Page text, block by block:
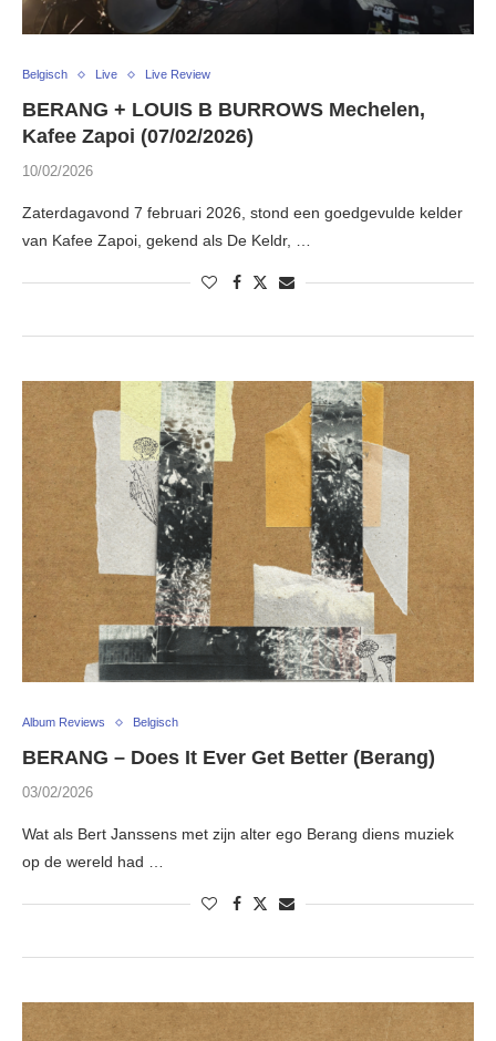
Belgisch Live Live Review
BERANG + LOUIS B BURROWS Mechelen,
Kafee Zapoi (07/02/2026)
10/02/2026
Zaterdagavond 7 februari 2026, stond een goedgevulde kelder
van Kafee Zapoi, gekend als De Keldr, …
Album Reviews Belgisch
BERANG – Does It Ever Get Better (Berang)
03/02/2026
Wat als Bert Janssens met zijn alter ego Berang diens muziek
op de wereld had …